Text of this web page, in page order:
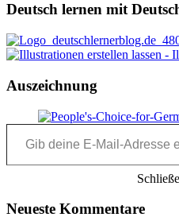
Deutsch lernen mit
Auszeichnung
Gib deine E-Mail-Adresse ein ...
Neueste Kommentare